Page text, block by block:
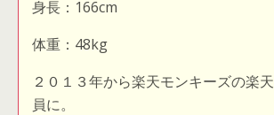
身長：166cm
体重：48kg
２０１３年から楽天モンキーズの楽
員に。